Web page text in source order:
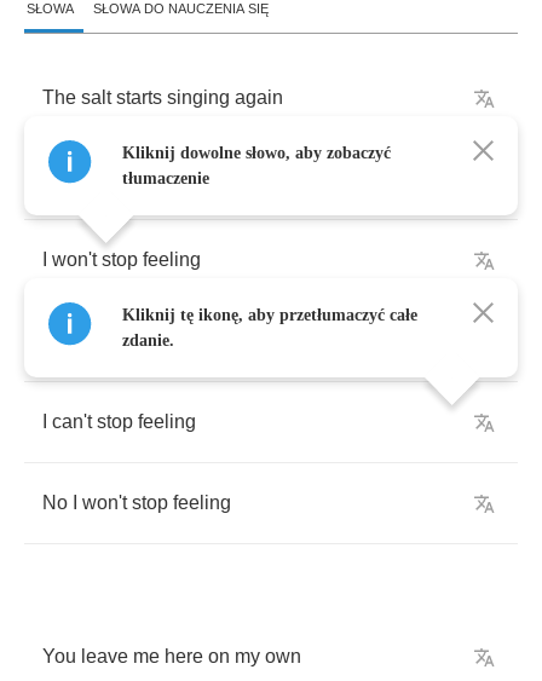
SŁOWA SŁOWA DO NAUCZENIA SIĘ
The salt starts singing again
can't stop feeling,no
won't stop feeling
The fun's not fun
can't stop feeling
No won't stop feeling
You leave me here on my own
Kliknij dowolne słowo, aby zobaczyć
tłumaczenie
Kliknij tę ikonę, aby przetłumaczyć całe
zdanie.